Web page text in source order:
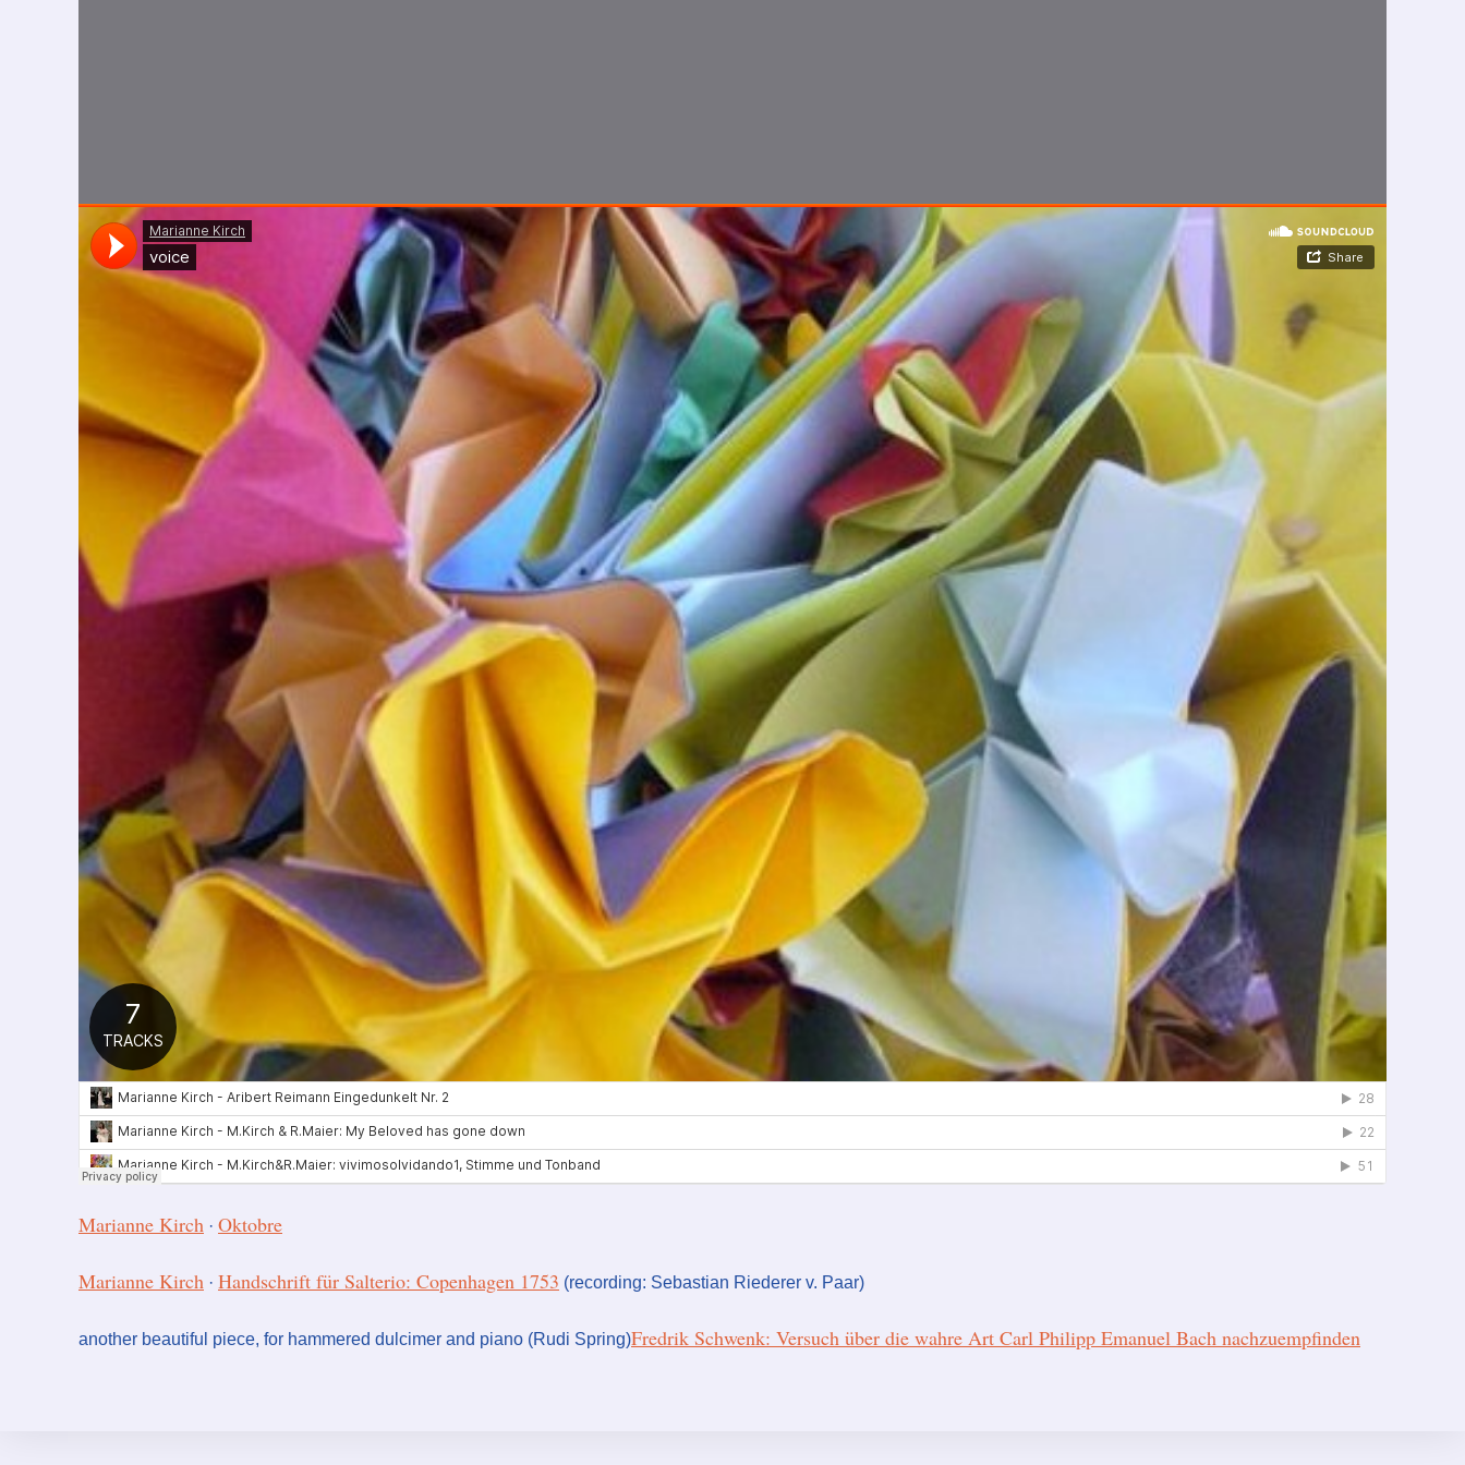
Marianne Kirch · Oktobre
Marianne Kirch · Handschrift für Salterio: Copenhagen 1753 (recording: Sebastian Riederer v. Paar)
another beautiful piece, for hammered dulcimer and piano (Rudi Spring)Fredrik Schwenk: Versuch über die wahre Art Carl Philipp Emanuel Bach nachzuempfinden